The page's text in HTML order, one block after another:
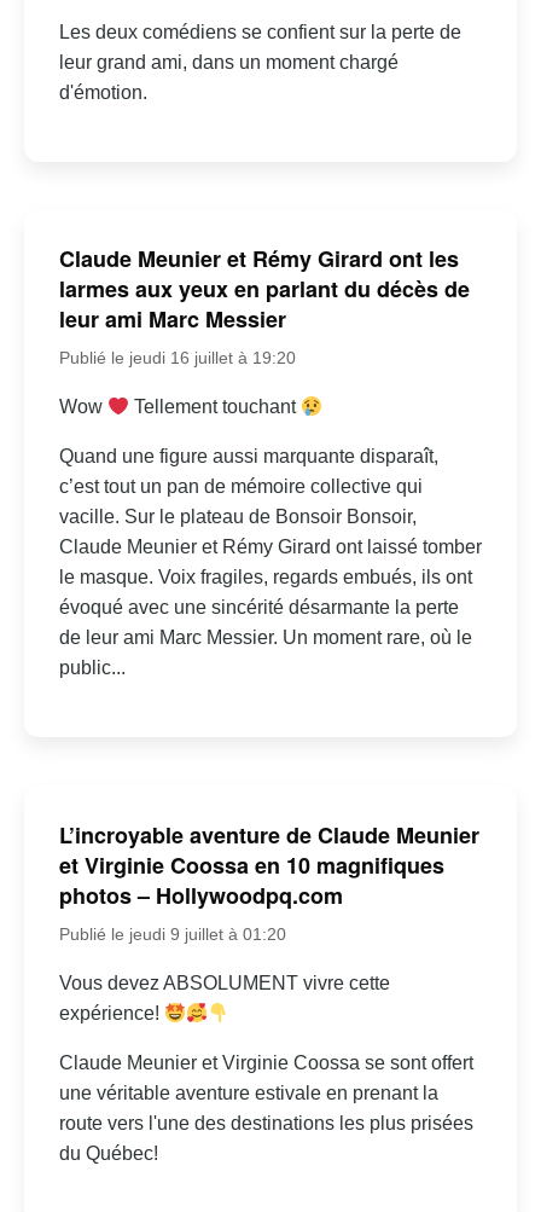
Les deux comédiens se confient sur la perte de
leur grand ami, dans un moment chargé
d'émotion.
Claude Meunier et Rémy Girard ont les
larmes aux yeux en parlant du décès de
leur ami Marc Messier
Publié le jeudi 16 juillet à 19:20
Wow Tellement touchant
Quand une figure aussi marquante disparaît,
c’est tout un pan de mémoire collective qui
vacille. Sur le plateau de Bonsoir Bonsoir,
Claude Meunier et Rémy Girard ont laissé tomber
le masque. Voix fragiles, regards embués, ils ont
évoqué avec une sincérité désarmante la perte
de leur ami Marc Messier. Un moment rare, où le
public...
L’incroyable aventure de Claude Meunier
et Virginie Coossa en 10 magnifiques
photos – Hollywoodpq.com
Publié le jeudi 9 juillet à 01:20
Vous devez ABSOLUMENT vivre cette
expérience!
Claude Meunier et Virginie Coossa se sont offert
une véritable aventure estivale en prenant la
route vers l'une des destinations les plus prisées
du Québec!